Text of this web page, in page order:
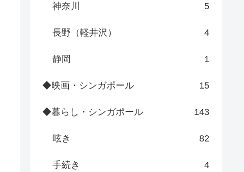
神奈川 5
長野（軽井沢） 4
静岡 1
◆映画・シンガポール 15
◆暮らし・シンガポール 143
呟き 82
手続き 4